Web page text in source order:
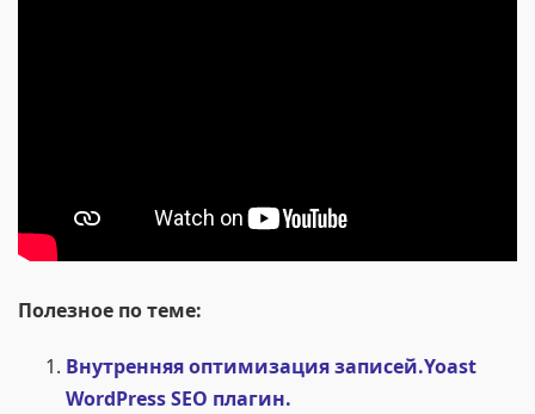
Полезное по теме:
Внутренняя оптимизация записей.Yoast
WordPress SEO плагин.